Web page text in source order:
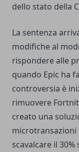
dello stato della
La sentenza
modifiche al
rispondere alle
quando Epic ha
controversia è
rimuovere
creato una
microtransazioni
scavalcare il